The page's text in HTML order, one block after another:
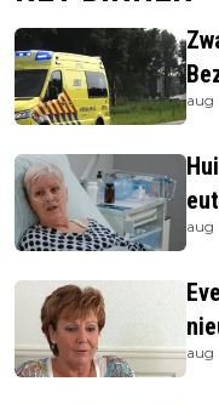
aug
ze
aug
aug